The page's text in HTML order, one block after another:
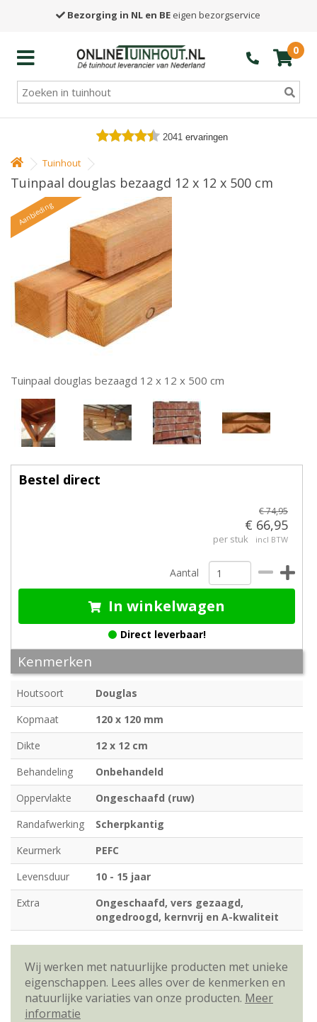
Bezorging in NL en BE eigen bezorgservice
0
2041 ervaringen
Tuinhout
Tuinpaal douglas bezaagd 12 x 12 x 500 cm
Aanbieding
Tuinpaal douglas bezaagd 12 x 12 x 500 cm
Bestel direct
€ 74,95
€ 66,95
per stuk incl BTW
Aantal
In winkelwagen
Direct leverbaar!
Kenmerken
Houtsoort
Douglas
Kopmaat
120 x 120 mm
Dikte
12 x 12 cm
Behandeling
Onbehandeld
Oppervlakte
Ongeschaafd (ruw)
Randafwerking
Scherpkantig
Keurmerk
PEFC
Levensduur
10 - 15 jaar
Extra
Ongeschaafd, vers gezaagd,
ongedroogd, kernvrij en A-kwaliteit
Wij werken met natuurlijke producten met unieke
eigenschappen. Lees alles over de kenmerken en
natuurlijke variaties van onze producten. Meer
informatie